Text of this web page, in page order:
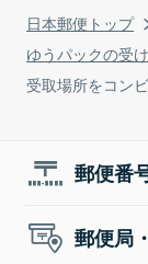
日本郵便トップ
ゆうパックの受
受取場所をコン
郵便番
郵便局